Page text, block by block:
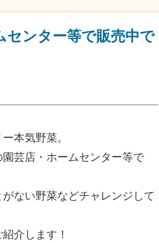
センター等で販売中で
本気野菜。
芸店・ホームセンター等で
ない野菜などチャレンジして
介します！